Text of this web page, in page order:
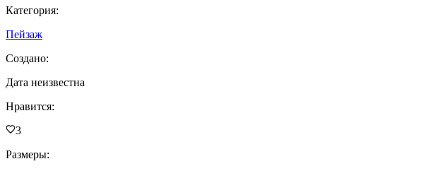
Категория:
Пейзаж
Создано:
Дата неизвестна
Нравится:
3
Размеры: